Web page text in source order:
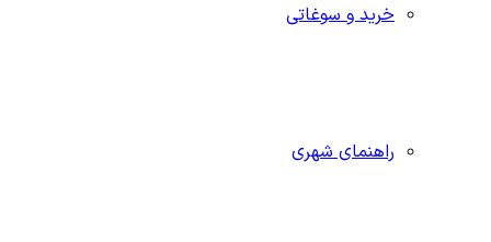
خرید و سوغاتی
راهنمای شهری